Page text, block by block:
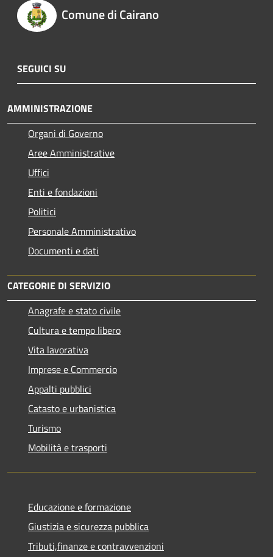
Comune di Cairano
SEGUICI SU
AMMINISTRAZIONE
Organi di Governo
Aree Amministrative
Uffici
Enti e fondazioni
Politici
Personale Amministrativo
Documenti e dati
CATEGORIE DI SERVIZIO
Anagrafe e stato civile
Cultura e tempo libero
Vita lavorativa
Imprese e Commercio
Appalti pubblici
Catasto e urbanistica
Turismo
Mobilità e trasporti
Educazione e formazione
Giustizia e sicurezza pubblica
Tributi,finanze e contravvenzioni